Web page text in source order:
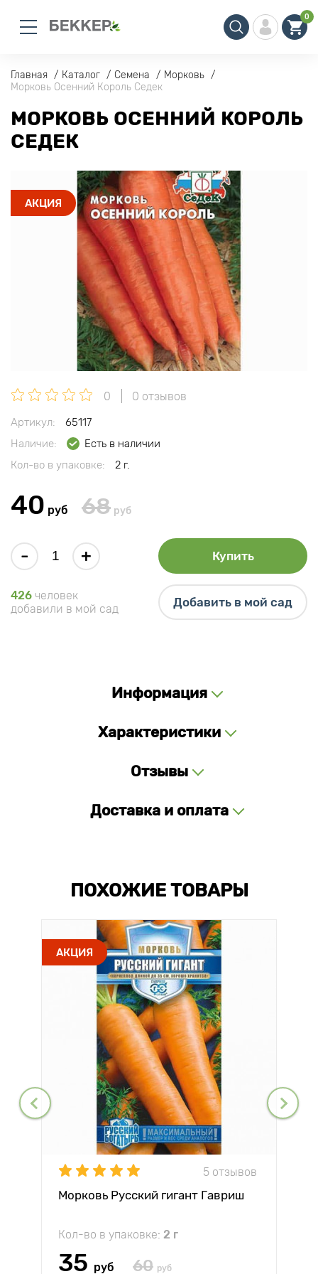
0
Главная Каталог Семена
Морковь
Морковь Осенний Король Седек
МОРКОВЬ ОСЕННИЙ КОРОЛЬ
СЕДЕК
АКЦИЯ
0 0 отзывов
Артикул:
65117
Наличие:
Есть в наличии
Кол-во в упаковке:
2 г.
40 руб 68 руб
- + Купить
426 человек
добавили в мой сад
Добавить в мой сад
Информация
Характеристики
Отзывы
Доставка и оплата
ПОХОЖИЕ ТОВАРЫ
АКЦИЯ
5 отзывов
Морковь Русский гигант Гавриш
Кол-во в упаковке: 2 г
35 руб 60 руб